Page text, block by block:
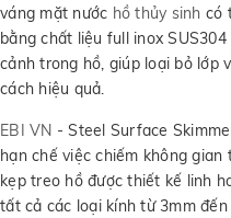
váng mặt nước hồ thủy sinh có
bằng chất liệu full inox
cảnh trong hồ, giúp loại bỏ lớp
cách hiệu quả.
EBI VN - Steel Surface
hạn chế việc chiếm không
kẹp treo hồ được thiết kế linh
tất cả các loại kính từ 3mm